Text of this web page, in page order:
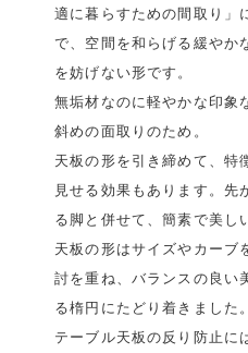
適に暮らすための間取り」
で、空間を和らげる緩やか
を妨げない形です。
無垢材なのに軽やかな印象
斜めの面取りのため。
天板の形を引き締めて、特
見せる効果もあります。先
る脚と併せて、簡素で美し
天板の形はサイズやカーブ
討を重ね、バランスの良い
る楕円にたどり着きました。
テーブル天板の反り防止に